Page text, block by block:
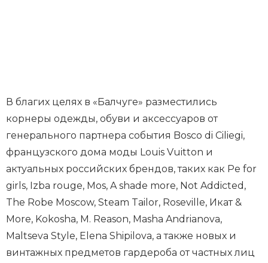
В благих целях в «Балчуге» разместились
корнеры одежды, обуви и аксессуаров от
генерального партнера события Bosco di Ciliegi,
французского дома моды Louis Vuitton и
актуальных российских брендов, таких как Pe for
girls, Izba rouge, Mos, A shade more, Not Addicted,
The Robe Moscow, Steam Tailor, Roseville, Икат &
More, Kokosha, M. Reason, Masha Andrianova,
Maltseva Style, Elena Shipilova, а также новых и
винтажных предметов гардероба от частных лиц